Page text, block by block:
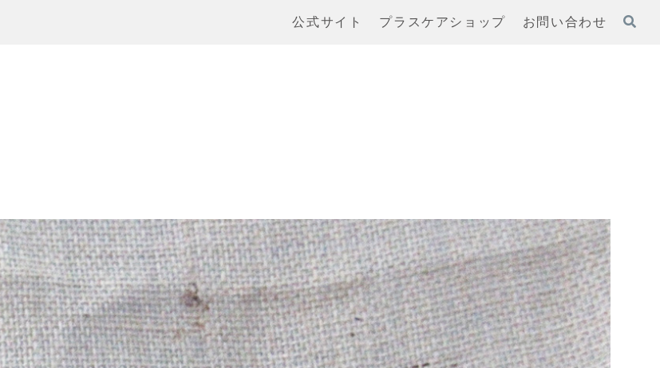
公式サイト プラスケアショップ お問い合わせ